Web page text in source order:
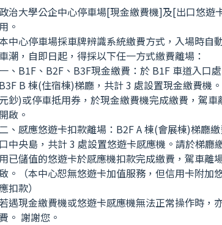
政治大學公企中心停車場[現金繳費機]及[出口悠遊
用。
中心停車場採車牌辨識系統繳費方式，入場時自
車潮，自即日起，得採以下任一方式繳費離場：
一、B1F、B2F、B3F現金繳費：於 B1F 車道入口
B3F B 棟(住宿棟)梯廳，共計 3 處設置現金繳費機
元鈔)或停車抵用券，於現金繳費機完成繳費，駕
開啟。
二、感應悠遊卡扣款離場：B2F A 棟(會展棟)梯廳
口中央島，共計 3 處設置悠遊卡感應機。請於梯廳
用已儲值的悠遊卡於感應機扣款完成繳費，駕車離
。（本中心恕無悠遊卡加值服務，但信用卡附加
扣款）
遇現金繳費機或悠遊卡感應機無法正常操作時，
費。 謝謝您。